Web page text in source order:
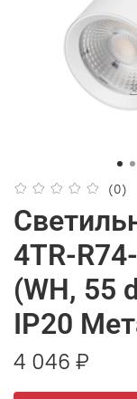
(0)
4TR-
(WH, 55
IP20
4 046 ₽